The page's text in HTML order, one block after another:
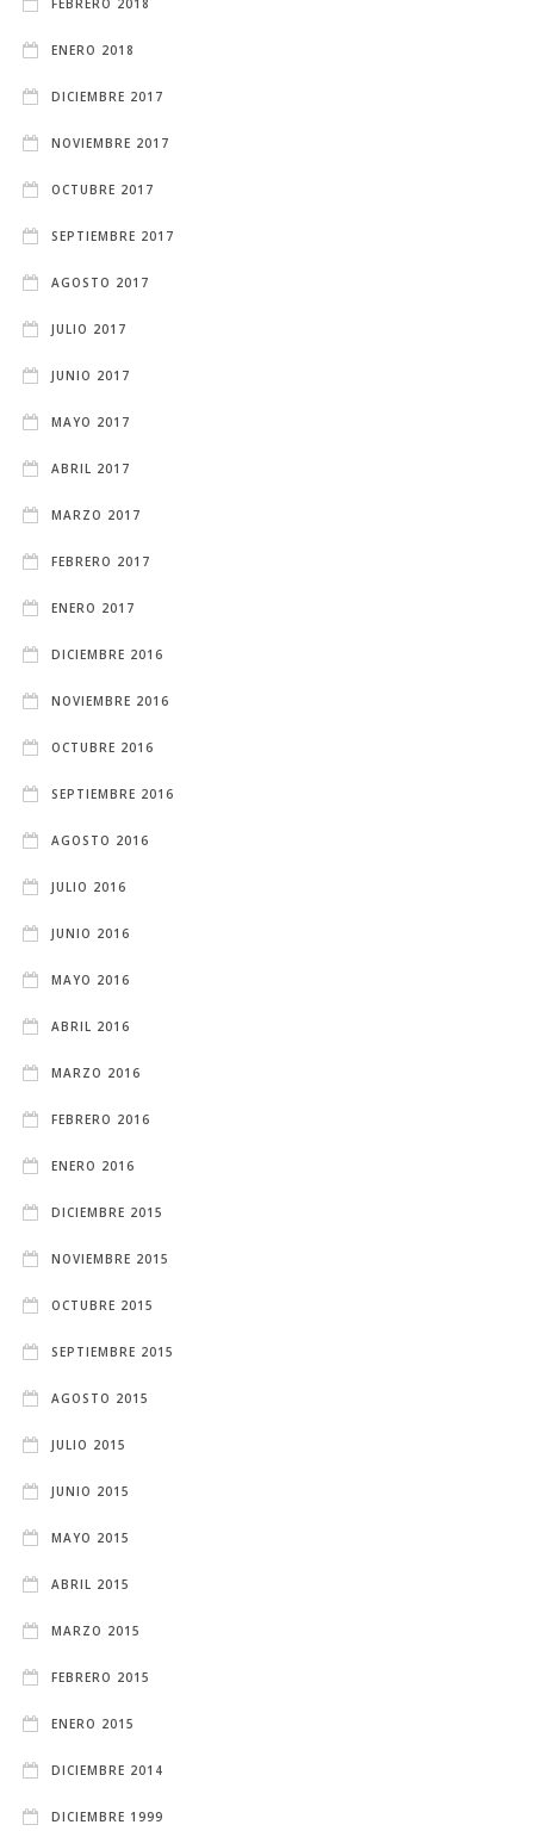
ENERO 2018
DICIEMBRE 2017
NOVIEMBRE 2017
OCTUBRE 2017
SEPTIEMBRE 2017
AGOSTO 2017
JULIO 2017
JUNIO 2017
MAYO 2017
ABRIL 2017
MARZO 2017
FEBRERO 2017
ENERO 2017
DICIEMBRE 2016
NOVIEMBRE 2016
OCTUBRE 2016
SEPTIEMBRE 2016
AGOSTO 2016
JULIO 2016
JUNIO 2016
MAYO 2016
ABRIL 2016
MARZO 2016
FEBRERO 2016
ENERO 2016
DICIEMBRE 2015
NOVIEMBRE 2015
OCTUBRE 2015
SEPTIEMBRE 2015
AGOSTO 2015
JULIO 2015
JUNIO 2015
MAYO 2015
ABRIL 2015
MARZO 2015
FEBRERO 2015
ENERO 2015
DICIEMBRE 2014
DICIEMBRE 1999